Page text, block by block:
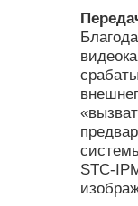
STC-